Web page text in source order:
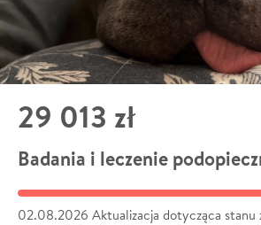
29 013 zł
Badania i leczenie
02.08.2026 Aktualizacja dotycząca stanu